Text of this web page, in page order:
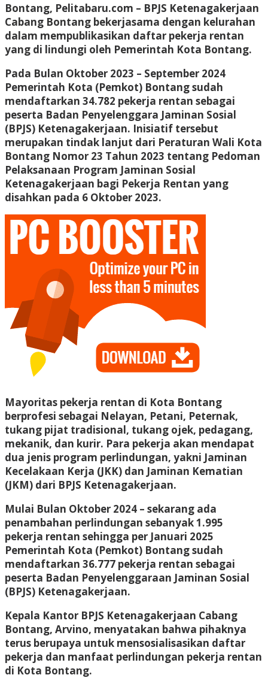
Bontang, Pelitabaru.com – BPJS Ketenagakerjaan
Cabang Bontang bekerjasama dengan kelurahan
dalam mempublikasikan daftar pekerja rentan
yang di lindungi oleh Pemerintah Kota Bontang.
Pada Bulan Oktober 2023 – September 2024
Pemerintah Kota (Pemkot) Bontang sudah
mendaftarkan 34.782 pekerja rentan sebagai
peserta Badan Penyelenggara Jaminan Sosial
(BPJS) Ketenagakerjaan. Inisiatif tersebut
merupakan tindak lanjut dari Peraturan Wali Kota
Bontang Nomor 23 Tahun 2023 tentang Pedoman
Pelaksanaan Program Jaminan Sosial
Ketenagakerjaan bagi Pekerja Rentan yang
disahkan pada 6 Oktober 2023.
Mayoritas pekerja rentan di Kota Bontang
berprofesi sebagai Nelayan, Petani, Peternak,
tukang pijat tradisional, tukang ojek, pedagang,
mekanik, dan kurir. Para pekerja akan mendapat
dua jenis program perlindungan, yakni Jaminan
Kecelakaan Kerja (JKK) dan Jaminan Kematian
(JKM) dari BPJS Ketenagakerjaan.
Mulai Bulan Oktober 2024 – sekarang ada
penambahan perlindungan sebanyak 1.995
pekerja rentan sehingga per Januari 2025
Pemerintah Kota (Pemkot) Bontang sudah
mendaftarkan 36.777 pekerja rentan sebagai
peserta Badan Penyelenggaraan Jaminan Sosial
(BPJS) Ketenagakerjaan.
Kepala Kantor BPJS Ketenagakerjaan Cabang
Bontang, Arvino, menyatakan bahwa pihaknya
terus berupaya untuk mensosialisasikan daftar
pekerja dan manfaat perlindungan pekerja rentan
di Kota Bontang.